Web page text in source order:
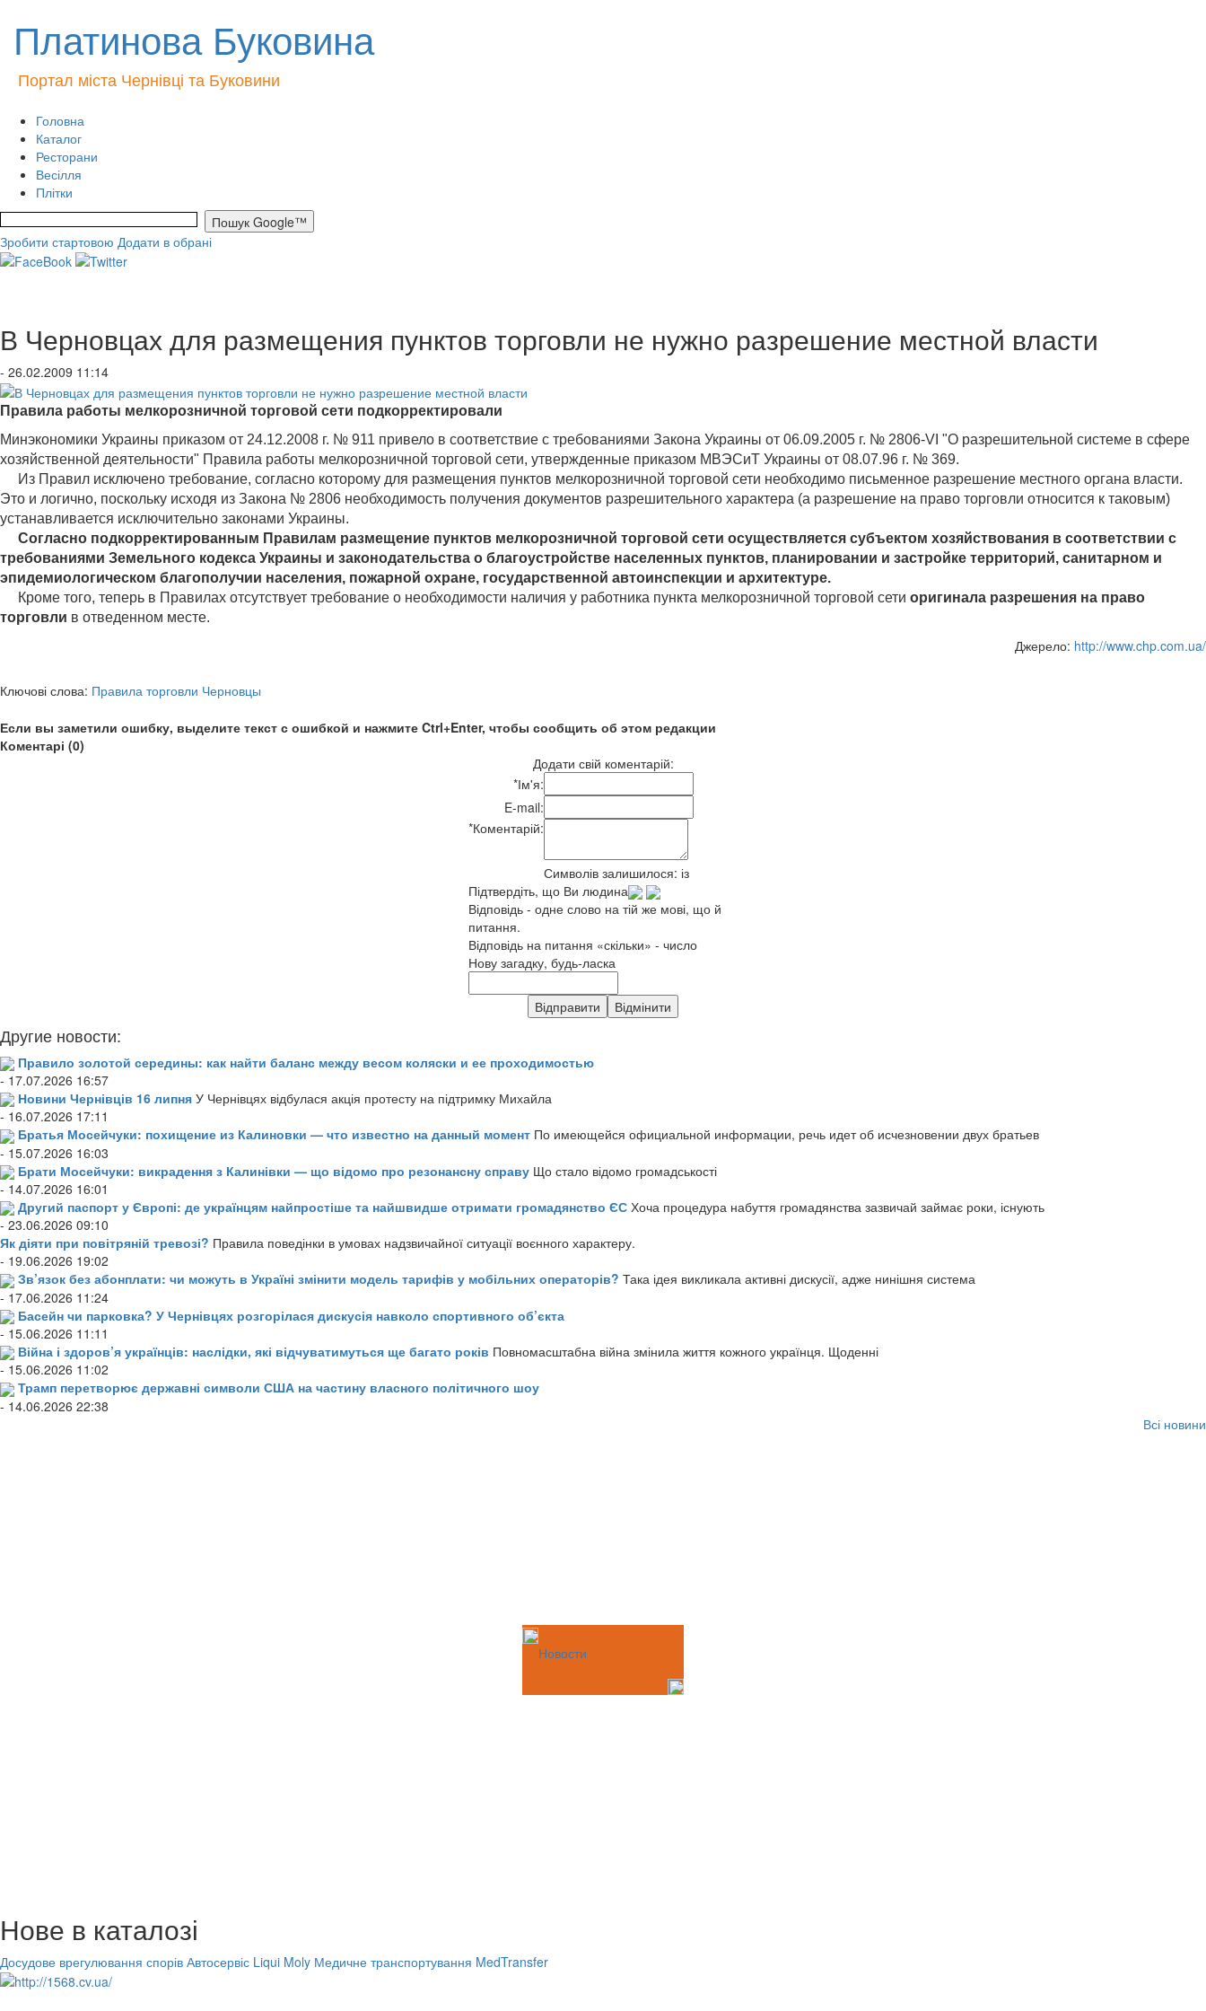
Платинова Буковина
Портал міста Чернівці та Буковини
Головна
Каталог
Ресторани
Весілля
Плітки
Зробити стартовою Додати в обрані
В Черновцах для размещения пунктов торговли не нужно разрешение местной власти
- 26.02.2009 11:14
Правила работы мелкорозничной торговой сети подкорректировали
Минэкономики Украины приказом от 24.12.2008 г. № 911 привело в соответствие с требованиями Закона Украины от 06.09.2005 г. № 2806-VI "О разрешительной системе в сфере
хозяйственной деятельности" Правила работы мелкорозничной торговой сети, утвержденные приказом МВЭСиТ Украины от 08.07.96 г. № 369.
Из Правил исключено требование, согласно которому для размещения пунктов мелкорозничной торговой сети необходимо письменное разрешение местного органа власти.
Это и логично, поскольку исходя из Закона № 2806 необходимость получения документов разрешительного характера (а разрешение на право торговли относится к таковым)
устанавливается исключительно законами Украины.
Согласно подкорректированным Правилам размещение пунктов мелкорозничной торговой сети осуществляется субъектом хозяйствования в соответствии с
требованиями Земельного кодекса Украины и законодательства о благоустройстве населенных пунктов, планировании и застройке территорий, санитарном и
эпидемиологическом благополучии населения, пожарной охране, государственной автоинспекции и архитектуре.
Кроме того, теперь в Правилах отсутствует требование о необходимости наличия у работника пункта мелкорозничной торговой сети оригинала разрешения на право
торговли в отведенном месте.
Джерело: http://www.chp.com.ua/
Ключові слова: Правила торговли Черновцы
Если вы заметили ошибку, выделите текст с ошибкой и нажмите Ctrl+Enter, чтобы сообщить об этом редакции
Коментарі (0)
Додати свій коментарій:
*Ім'я:
E-mail:
*Коментарій:
Символів залишилося: із
Підтвердіть, що Ви людина
Відповідь - одне слово на тій же мові, що й
питання.
Відповідь на питання «скільки» - число
Нову загадку, будь-ласка
Другие новости:
Правило золотой середины: как найти баланс между весом коляски и ее проходимостью
- 17.07.2026 16:57
Новини Чернівців 16 липня У Чернівцях відбулася акція протесту на підтримку Михайла
- 16.07.2026 17:11
Братья Мосейчуки: похищение из Калиновки — что известно на данный момент По имеющейся официальной информации, речь идет об исчезновении двух братьев
- 15.07.2026 16:03
Брати Мосейчуки: викрадення з Калинівки — що відомо про резонансну справу Що стало відомо громадськості
- 14.07.2026 16:01
Другий паспорт у Європі: де українцям найпростіше та найшвидше отримати громадянство ЄС Хоча процедура набуття громадянства зазвичай займає роки, існують
- 23.06.2026 09:10
Як діяти при повітряній тревозі? Правила поведінки в умовах надзвичайної ситуації воєнного характеру.
- 19.06.2026 19:02
Зв’язок без абонплати: чи можуть в Україні змінити модель тарифів у мобільних операторів? Така ідея викликала активні дискусії, адже нинішня система
- 17.06.2026 11:24
Басейн чи парковка? У Чернівцях розгорілася дискусія навколо спортивного об’єкта
- 15.06.2026 11:11
Війна і здоров’я українців: наслідки, які відчуватимуться ще багато років Повномасштабна війна змінила життя кожного українця. Щоденні
- 15.06.2026 11:02
Трамп перетворює державні символи США на частину власного політичного шоу
- 14.06.2026 22:38
Всі новини
Новости
Нове в каталозі
Досудове врегулювання спорів Автосервіс Liqui Moly Медичне транспортування MedTransfer